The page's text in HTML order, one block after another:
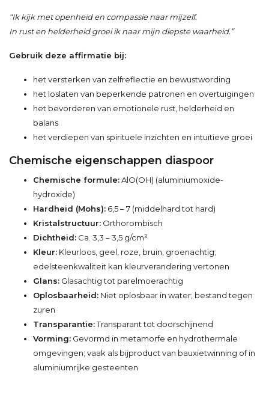
“Ik kijk met openheid en compassie naar mijzelf.
In rust en helderheid groei ik naar mijn diepste waarheid.”
Gebruik deze affirmatie bij:
het versterken van zelfreflectie en bewustwording
het loslaten van beperkende patronen en overtuigingen
het bevorderen van emotionele rust, helderheid en
balans
het verdiepen van spirituele inzichten en intuïtieve groei
Chemische eigenschappen diaspoor
Chemische formule:AlO(OH) (aluminiumoxide-
hydroxide)
Hardheid (Mohs): 6,5 – 7 (middelhard tot hard)
Kristalstructuur: Orthorombisch
Dichtheid: Ca. 3,3 – 3,5 g/cm³
Kleur: Kleurloos, geel, roze, bruin, groenachtig;
edelsteenkwaliteit kan kleurverandering vertonen
Glans: Glasachtig tot parelmoerachtig
Oplosbaarheid: Niet oplosbaar in water; bestand tegen
zuren
Transparantie:Transparant tot doorschijnend
Vorming: Gevormd in metamorfe en hydrothermale
omgevingen; vaak als bijproduct van bauxietwinning of in
aluminiumrijke gesteenten